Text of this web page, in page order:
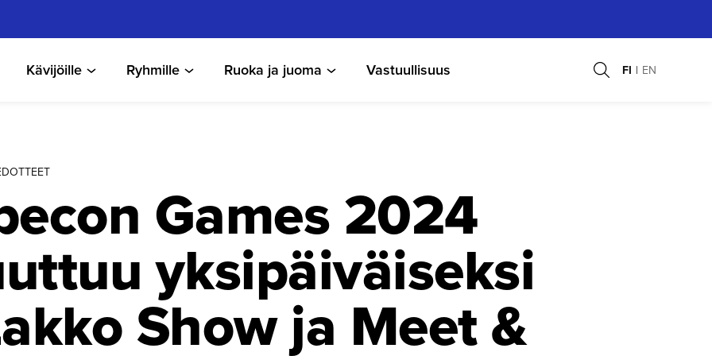
Kävijöille Ryhmille Ruoka ja juoma Vastuullisuus FI EN
Games 2024
yksipäiväi­seksi
Show ja Meet &